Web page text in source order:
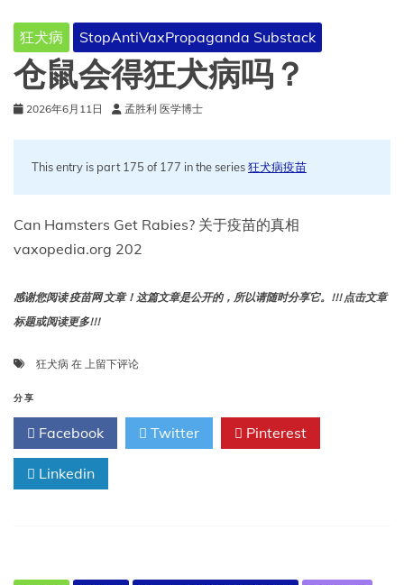
为
什
么
还
需
要
加
狂犬病 StopAntiVaxPropaganda Substack
仓鼠会得狂犬病吗？
2026年6月11日 孟胜利 医学博士
This entry is part 175 of 177 in the series狂犬病疫苗
Can Hamsters Get Rabies? 关于疫苗的真相
vaxopedia.org 202
感谢您阅读 疫苗网 文章！这篇文章是公开的，所以请随时分享它。!!! 点击文章
标题或阅读更多!!!
狂犬病 在 仓
得
狂
犬
病
吗？
上留下评论
分享
Facebook Twitter Pinterest
Linkedin